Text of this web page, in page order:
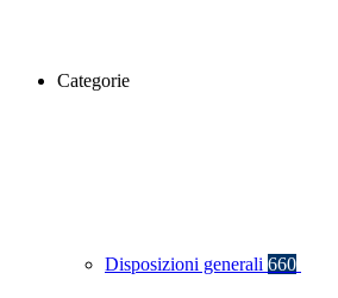
Categorie
Disposizioni generali 660